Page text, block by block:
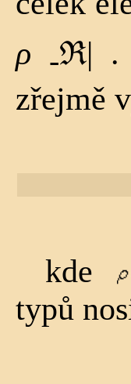
ρ -ℜ| .
zřejmě
kde
typů